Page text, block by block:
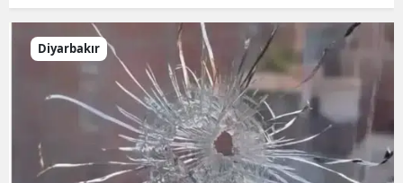
Diyarbakır